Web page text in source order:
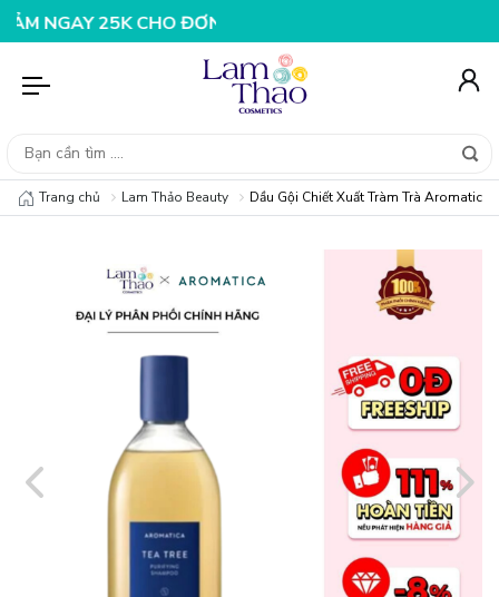
25K CHO ĐƠN HÀNG 99K
Trang chủ Lam Thảo Beauty Dầu Gội Chiết Xuất Tràm Trà Aromatica